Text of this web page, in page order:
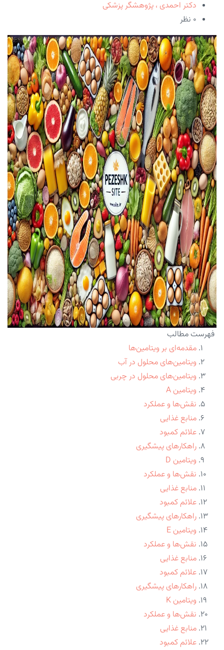
دکتر احمدی ، پژوهشگر پزشکی
۰ نظر
فهرست مطالب
مقدمه‌ای بر ویتامین‌ها
ویتامین‌های محلول در آب
ویتامین‌های محلول در چربی
ویتامین A
نقش‌ها و عملکرد
منابع غذایی
علائم کمبود
راهکارهای پیشگیری
ویتامین D
نقش‌ها و عملکرد
منابع غذایی
علائم کمبود
راهکارهای پیشگیری
ویتامین E
نقش‌ها و عملکرد
منابع غذایی
علائم کمبود
راهکارهای پیشگیری
ویتامین K
نقش‌ها و عملکرد
منابع غذایی
علائم کمبود